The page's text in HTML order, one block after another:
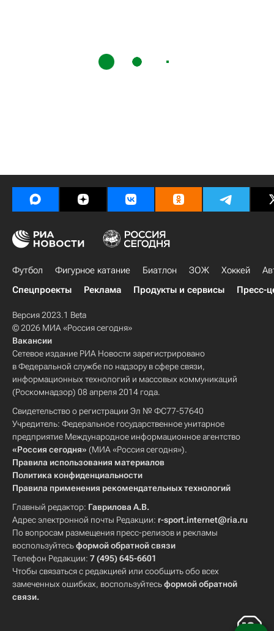
Футбол Фигурное катание Биатлон ЗОЖ Хоккей
Спецпроекты
Реклама Продукты и сервисы Пресс-
Версия 2023.1 Beta
© 2026 МИА «Россия сегодня»
Вакансии
Сетевое издание РИА Новости зарегистрировано
в Федеральной службе по надзору в сфере связи,
информационных технологий и массовых коммуникаций
(Роскомнадзор) 08 апреля 2014 года.
Свидетельство о регистрации Эл № ФС77-57640
Учредитель: Федеральное государственное унитарное
предприятие Международное информационное агентство
«Россия сегодня» (МИА «Россия сегодня»).
Правила использования материалов
Политика конфиденциальности
Правила применения рекомендательных технологий
Главный редактор: Гаврилова А.В.
Адрес электронной почты Редакции: r-sport.internet@ria.ru
По вопросам размещения пресс-релизов и рекламы
воспользуйтесьформой обратной связи
Телефон Редакции: 7 (495) 645-6601
Чтобы связаться с редакцией или сообщить обо всех
замеченных ошибках, воспользуйтесьформой обратной
связи.